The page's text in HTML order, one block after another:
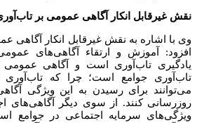
نقش غیرقابل انکار آگاهی عمومی بر
وی با اشاره به نقش غیرقابل انکار آگاهی
افزود: آموزش و ارتقاء آگاهی‌های
یادگیری تاب‌آوری است و آگاهی
تاب‌آوری جوامع است؛ چرا که
می‌توانند برای رسیدن به این ویژگی
روزرسانی کنند. از سوی دیگر آگاهی‌های
ویژگی‌های سرمایه اجتماعی در جوامع